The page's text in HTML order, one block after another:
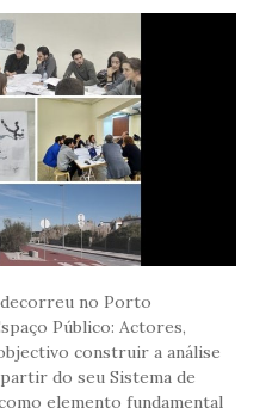
decorreu no Porto
Público: Actores,
construir a análise
do seu Sistema de
elemento fundamental